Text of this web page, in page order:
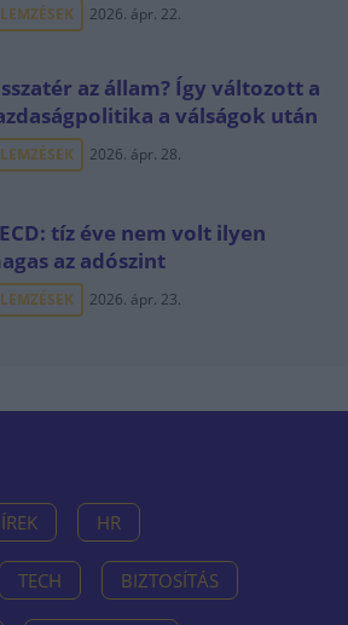
2026. ápr. 22.
az állam? Így változott a
a válságok után
2026. ápr. 28.
tíz éve nem volt ilyen
az adószint
2026. ápr. 23.
HR
TECH BIZTOSÍTÁS